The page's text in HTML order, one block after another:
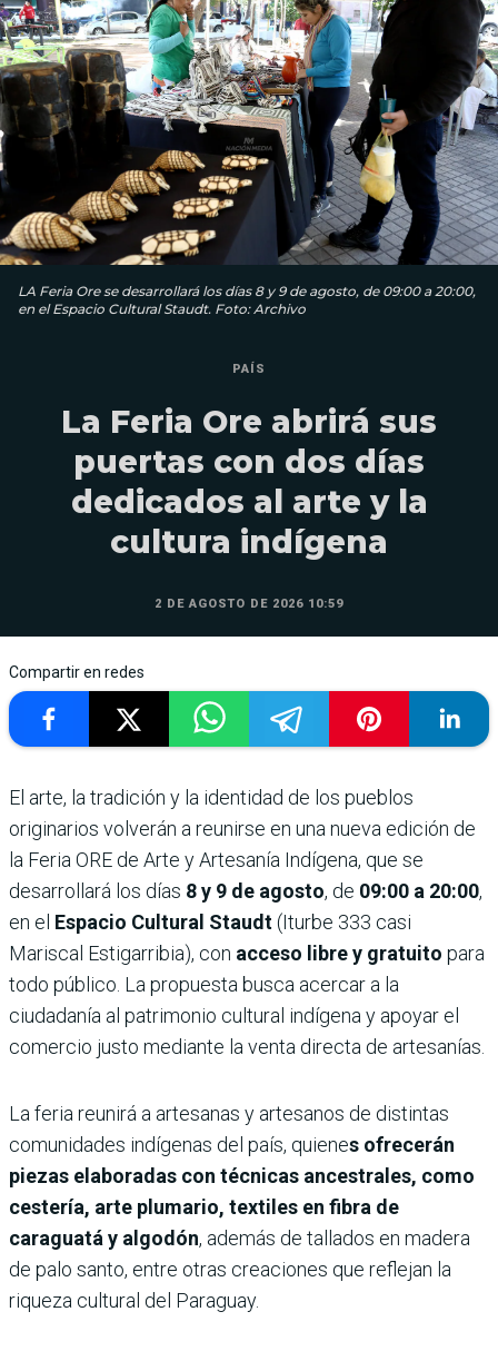
LA Feria Ore se desarrollará los días 8 y 9 de agosto, de 09:00 a 20:00,
en el Espacio Cultural Staudt. Foto: Archivo
PAÍS
La Feria Ore abrirá sus
puertas con dos días
dedicados al arte y la
cultura indígena
2 DE AGOSTO DE 2026 10:59
Compartir en redes
El arte, la tradición y la identidad de los pueblos
originarios volverán a reunirse en una nueva edición de
la Feria ORE de Arte y Artesanía Indígena, que se
desarrollará los días 8 y 9 de agosto, de 09:00 a 20:00,
en el Espacio Cultural Staudt(Iturbe 333 casi
Mariscal Estigarribia), con acceso libre y gratuito para
todo público. La propuesta busca acercar a la
ciudadanía al patrimonio cultural indígena y apoyar el
comercio justo mediante la venta directa de artesanías.
La feria reunirá a artesanas y artesanos de distintas
comunidades indígenas del país, quienes ofrecerán
piezas elaboradas con técnicas ancestrales, como
cestería, arte plumario, textiles en fibra de
caraguatá y algodón, además de tallados en madera
de palo santo, entre otras creaciones que reflejan la
riqueza cultural del Paraguay.